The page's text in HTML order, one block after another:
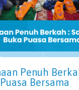
Penuh
Bersama